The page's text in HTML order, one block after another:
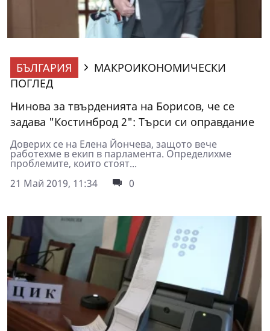
БЪЛГАРИЯ
МАКРОИКОНОМИЧЕСКИ
ПОГЛЕД
Нинова за твърденията на Борисов, че се
задава "Костинброд 2": Търси си оправдание
Доверих се на Елена Йончева, защото вече
работехме в екип в парламента. Определихме
проблемите, които стоят...
21 Май 2019, 11:34
0